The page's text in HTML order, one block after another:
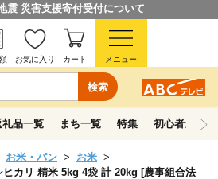
震 災害支援寄付受付について
検索
お気に入り カート メニュー
礼品一覧 まち一覧 特集 初心者ガイド
お米・パン
お米
カリ 精米 5kg 4袋 計 20kg [農事組合法